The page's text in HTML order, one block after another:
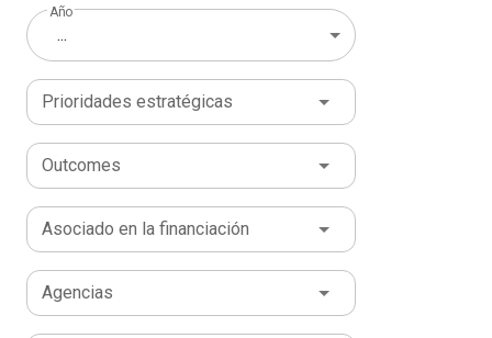
Año
...
Prioridades estratégicas
Outcomes
Asociado en la financiación
Agencias